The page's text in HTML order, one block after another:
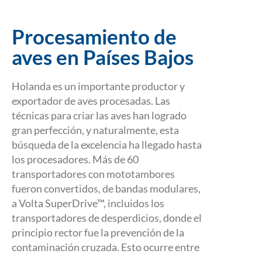
Procesamiento de
aves en Países Bajos
Holanda es un importante productor y
exportador de aves procesadas. Las
técnicas para criar las aves han logrado
gran perfección, y naturalmente, esta
búsqueda de la excelencia ha llegado hasta
los procesadores. Más de 60
transportadores con mototambores
fueron convertidos, de bandas modulares,
a Volta SuperDrive™, incluidos los
transportadores de desperdicios, donde el
principio rector fue la prevención de la
contaminación cruzada. Esto ocurre entre